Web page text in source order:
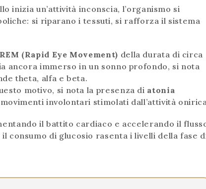
inizia un’attività inconscia, l’organismo si
si riparano i tessuti, si rafforza il sistema
(Rapid Eye Movement) della durata di circa
ancora immerso in un sonno profondo, si nota
theta, alfa e beta.
motivo, si nota la presenza di atonia
involontari stimolati dall’attività
il battito cardiaco e accelerando il
consumo di glucosio rasenta i livelli della fase